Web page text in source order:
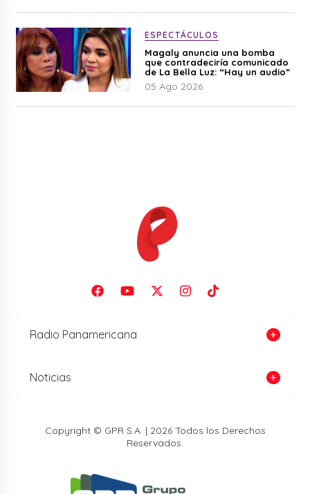
ESPECTÁCULOS
Magaly anuncia una bomba
que contradeciría comunicado
de La Bella Luz: “Hay un audio”
05 Ago 2026
Radio Panamericana
Noticias
Copyright © GPR S.A. | 2026 Todos los Derechos
Reservados.